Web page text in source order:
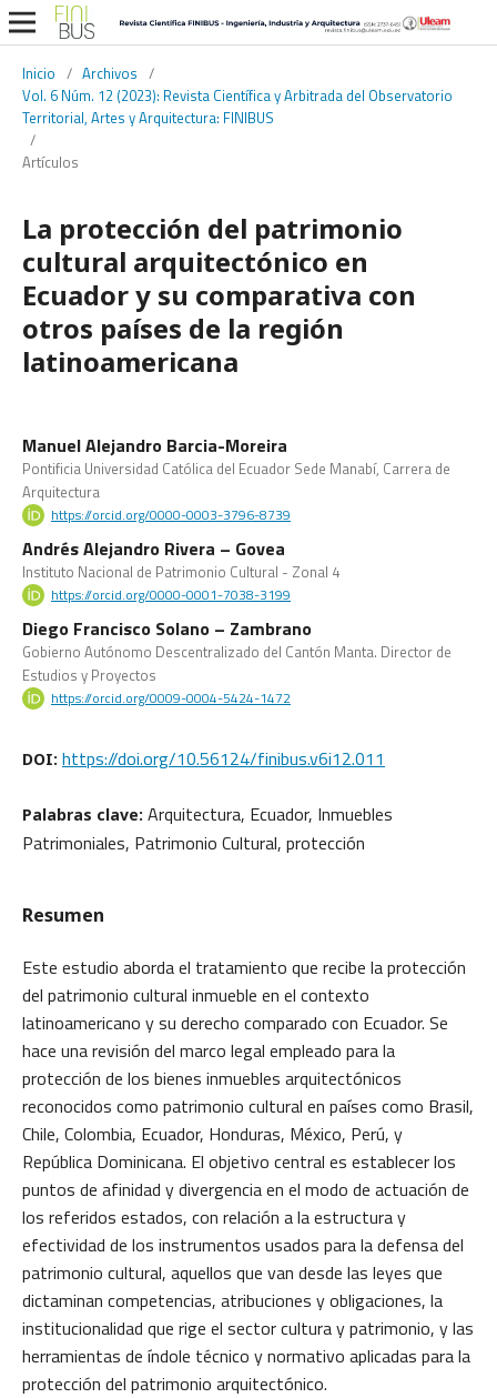
Inicio / Archivos /
Vol. 6 Núm. 12 (2023): Revista Científica y Arbitrada del Observatorio
Territorial, Artes y Arquitectura: FINIBUS
/
Artículos
La protección del patrimonio
cultural arquitectónico en
Ecuador y su comparativa con
otros países de la región
latinoamericana
Manuel Alejandro Barcia-Moreira
Pontificia Universidad Católica del Ecuador Sede Manabí, Carrera de
Arquitectura
https://orcid.org/0000-0003-3796-8739
Andrés Alejandro Rivera – Govea
Instituto Nacional de Patrimonio Cultural - Zonal 4
https://orcid.org/0000-0001-7038-3199
Diego Francisco Solano – Zambrano
Gobierno Autónomo Descentralizado del Cantón Manta. Director de
Estudios y Proyectos
https://orcid.org/0009-0004-5424-1472
DOI: https://doi.org/10.56124/finibus.v6i12.011
Palabras clave: Arquitectura, Ecuador, Inmuebles
Patrimoniales, Patrimonio Cultural, protección
Resumen
Este estudio aborda el tratamiento que recibe la protección
del patrimonio cultural inmueble en el contexto
latinoamericano y su derecho comparado con Ecuador. Se
hace una revisión del marco legal empleado para la
protección de los bienes inmuebles arquitectónicos
reconocidos como patrimonio cultural en países como Brasil,
Chile, Colombia, Ecuador, Honduras, México, Perú, y
República Dominicana. El objetivo central es establecer los
puntos de afinidad y divergencia en el modo de actuación de
los referidos estados, con relación a la estructura y
efectividad de los instrumentos usados para la defensa del
patrimonio cultural, aquellos que van desde las leyes que
dictaminan competencias, atribuciones y obligaciones, la
institucionalidad que rige el sector cultura y patrimonio, y las
herramientas de índole técnico y normativo aplicadas para la
protección del patrimonio arquitectónico.